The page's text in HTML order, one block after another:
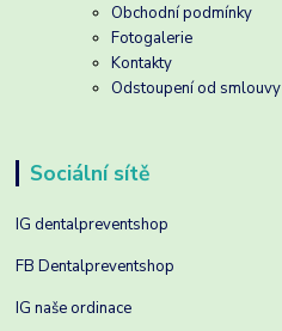
Obchodní podmínky
Fotogalerie
Kontakty
Odstoupení od smlouvy
Sociální sítě
IG dentalpreventshop
FB Dentalpreventshop
IG naše ordinace